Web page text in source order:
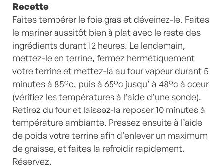
Recette
Faites tempérer le foie gras et déveinez-le. Faites
le mariner aussitôt bien à plat avec le reste des
ingrédients durant 12 heures. Le lendemain,
mettez-le en terrine, fermez hermétiquement
votre terrine et mettez-la au four vapeur durant 5
minutes à 85°c, puis à 65°c jusqu’ à 48°c à cœur
(vérifiez les températures à l’aide d’une sonde).
Retirez du four et laissez-la reposer 10 minutes à
température ambiante. Pressez ensuite à l’aide
de poids votre terrine afin d’enlever un maximum
de graisse, et faites la refroidir rapidement.
Réservez.